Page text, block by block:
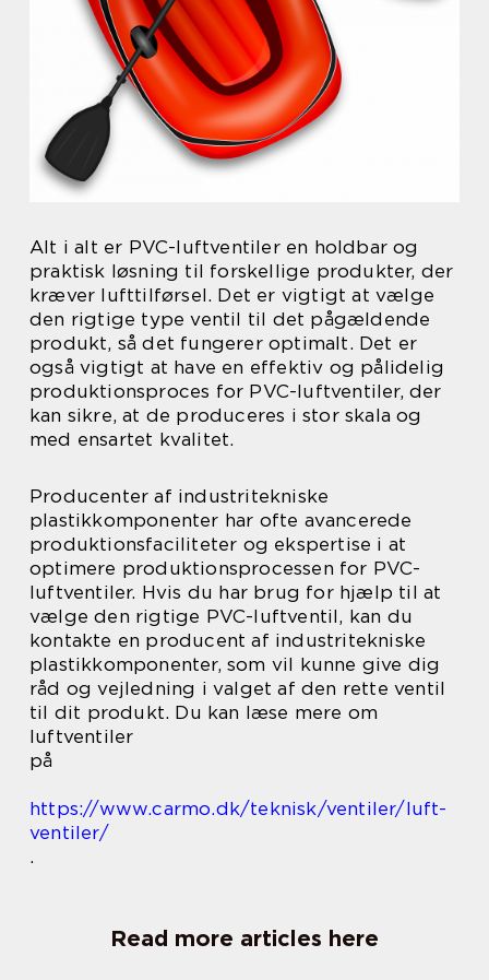
Alt i alt er PVC-luftventiler en holdbar og
praktisk løsning til forskellige produkter, der
kræver lufttilførsel. Det er vigtigt at vælge
den rigtige type ventil til det pågældende
produkt, så det fungerer optimalt. Det er
også vigtigt at have en effektiv og pålidelig
produktionsproces for PVC-luftventiler, der
kan sikre, at de produceres i stor skala og
med ensartet kvalitet.
Producenter af industritekniske
plastikkomponenter har ofte avancerede
produktionsfaciliteter og ekspertise i at
optimere produktionsprocessen for PVC-
luftventiler. Hvis du har brug for hjælp til at
vælge den rigtige PVC-luftventil, kan du
kontakte en producent af industritekniske
plastikkomponenter, som vil kunne give dig
råd og vejledning i valget af den rette ventil
til dit produkt. Du kan læse mere om
luftventiler
på
https://www.carmo.dk/teknisk/ventiler/luft-
ventiler/
.
Read more articles here